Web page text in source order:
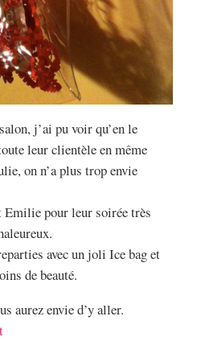
j’ai pu voir qu’en le
leur clientèle en même
on n’a plus trop envie
Emilie pour leur soirée très
avec un joli Ice bag et
de beauté.
aurez envie d’y aller.